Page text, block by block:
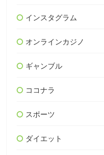
インスタグラム
オンラインカジノ
ギャンブル
ココナラ
スポーツ
ダイエット